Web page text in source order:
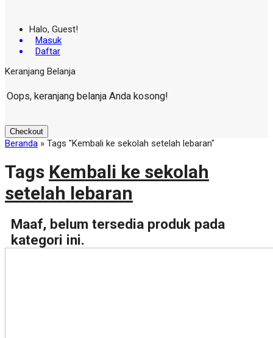
Halo, Guest!
Masuk
Daftar
Keranjang Belanja
Oops, keranjang belanja Anda kosong!
Checkout
Beranda » Tags "Kembali ke sekolah setelah lebaran"
Tags Kembali ke sekolah
setelah lebaran
Maaf, belum tersedia produk pada
kategori ini.